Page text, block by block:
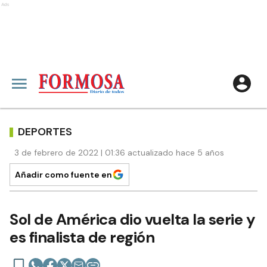
Ads
DEPORTES
3 de febrero de 2022 | 01:36 actualizado hace 5 años
Añadir como fuente en
Sol de América dio vuelta la serie y
es finalista de región